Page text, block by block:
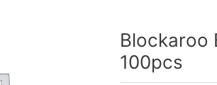
Blockaroo
100pcs